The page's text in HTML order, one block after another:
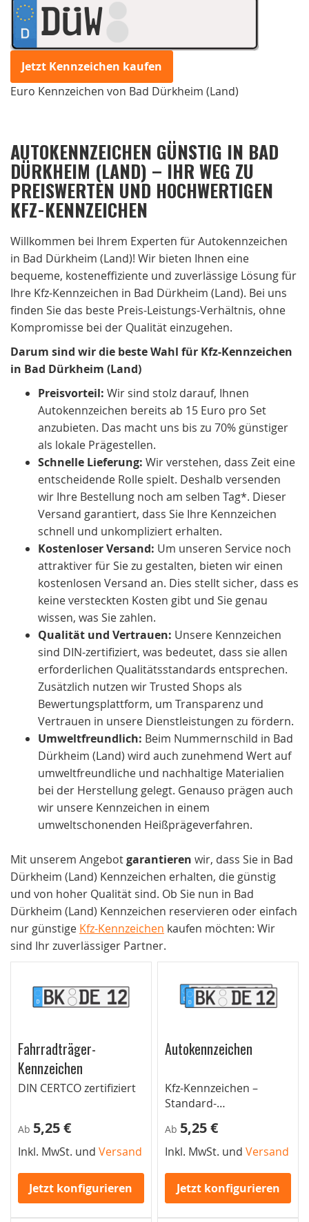
DÜW
Jetzt Kennzeichen kaufen
Euro Kennzeichen von Bad Dürkheim (Land)
AUTOKENNZEICHEN GÜNSTIG IN BAD
DÜRKHEIM (LAND) – IHR WEG ZU
PREISWERTEN UND HOCHWERTIGEN
KFZ-KENNZEICHEN
Willkommen bei Ihrem Experten für Autokennzeichen
in Bad Dürkheim (Land)! Wir bieten Ihnen eine
bequeme, kosteneffiziente und zuverlässige Lösung für
Ihre Kfz-Kennzeichen in Bad Dürkheim (Land). Bei uns
finden Sie das beste Preis-Leistungs-Verhältnis, ohne
Kompromisse bei der Qualität einzugehen.
Darum sind wir die beste Wahl für Kfz-Kennzeichen
in Bad Dürkheim (Land)
Preisvorteil: Wir sind stolz darauf, Ihnen
Autokennzeichen bereits ab 15 Euro pro Set
anzubieten. Das macht uns bis zu 70% günstiger
als lokale Prägestellen.
Schnelle Lieferung: Wir verstehen, dass Zeit eine
entscheidende Rolle spielt. Deshalb versenden
wir Ihre Bestellung noch am selben Tag*. Dieser
Versand garantiert, dass Sie Ihre Kennzeichen
schnell und unkompliziert erhalten.
Kostenloser Versand: Um unseren Service noch
attraktiver für Sie zu gestalten, bieten wir einen
kostenlosen Versand an. Dies stellt sicher, dass es
keine versteckten Kosten gibt und Sie genau
wissen, was Sie zahlen.
Qualität und Vertrauen: Unsere Kennzeichen
sind DIN-zertifiziert, was bedeutet, dass sie allen
erforderlichen Qualitätsstandards entsprechen.
Zusätzlich nutzen wir Trusted Shops als
Bewertungsplattform, um Transparenz und
Vertrauen in unsere Dienstleistungen zu fördern.
Umweltfreundlich: Beim Nummernschild in Bad
Dürkheim (Land) wird auch zunehmend Wert auf
umweltfreundliche und nachhaltige Materialien
bei der Herstellung gelegt. Genauso prägen auch
wir unsere Kennzeichen in einem
umweltschonenden Heißprägeverfahren.
Mit unserem Angebotgarantieren wir, dass Sie in Bad
Dürkheim (Land) Kennzeichen erhalten, die günstig
und von hoher Qualität sind. Ob Sie nun in Bad
Dürkheim (Land) Kennzeichen reservieren oder einfach
nur günstige Kfz-Kennzeichen kaufen möchten: Wir
sind Ihr zuverlässiger Partner.
Fahrradträger-
Kennzeichen
DIN CERTCO zertifiziert
Ab 5,25 €
Inkl. MwSt. und Versand
Jetzt konfigurieren
Autokennzeichen
Kfz-Kennzeichen –
Standard-
Pkw
Ab 5,25 €
Inkl. MwSt. undVersand
Jetzt konfigurieren